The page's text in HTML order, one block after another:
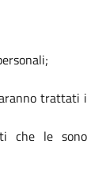
trattati i
che le sono